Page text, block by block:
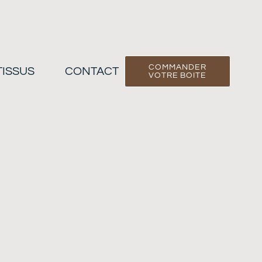
CONTACT
COMMANDER
VOTRE BOITE